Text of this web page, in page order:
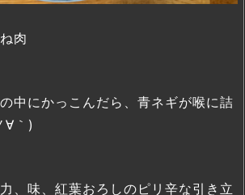
肉
中にかっこんだら、青ネギが喉に詰
∀｀)
、味、紅葉おろしのピリ辛な引き立